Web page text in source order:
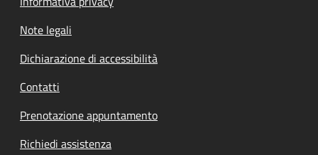
Note legali
Dichiarazione di accessibilità
Contatti
Prenotazione appuntamento
Richiedi assistenza